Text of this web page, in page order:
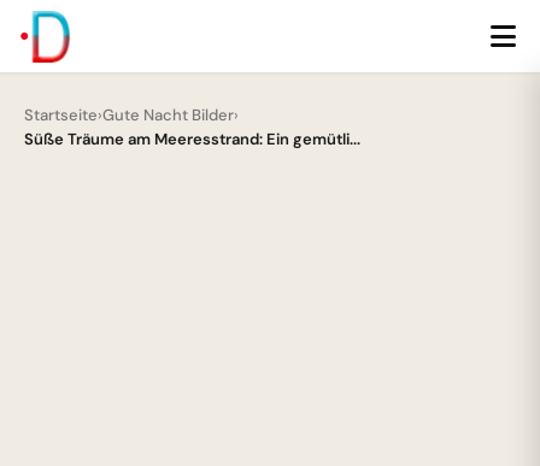
Startseite›Gute Nacht Bilder›
Süße Träume am Meeresstrand: Ein gemütli...